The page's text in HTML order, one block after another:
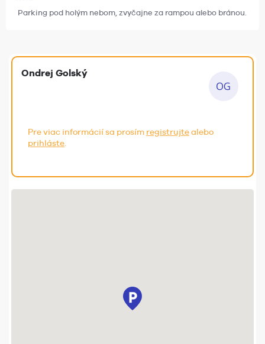
Parking pod holým nebom, zvyčajne za rampou alebo bránou.
Ondrej Golský
Pre viac informácií sa prosím registrujtealebo
prihláste